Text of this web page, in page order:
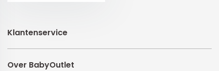
Klantenservice
Over BabyOutlet